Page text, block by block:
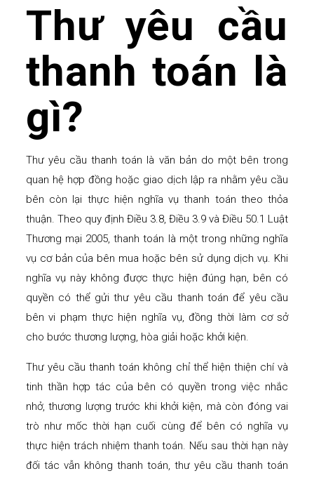
Thư yêu cầu
thanh toán là
gì?
Thư yêu cầu thanh toán là văn bản do một bên trong
quan hệ hợp đồng hoặc giao dịch lập ra nhằm yêu cầu
bên còn lại thực hiện nghĩa vụ thanh toán theo thỏa
thuận. Theo quy định Điều 3.8, Điều 3.9 và Điều 50.1 Luật
Thương mại 2005, thanh toán là một trong những nghĩa
vụ cơ bản của bên mua hoặc bên sử dụng dịch vụ. Khi
nghĩa vụ này không được thực hiện đúng hạn, bên có
quyền có thể gửi thư yêu cầu thanh toán để yêu cầu
bên vi phạm thực hiện nghĩa vụ, đồng thời làm cơ sở
cho bước thương lượng, hòa giải hoặc khởi kiện.
Thư yêu cầu thanh toán không chỉ thể hiện thiện chí và
tinh thần hợp tác của bên có quyền trong việc nhắc
nhở, thương lượng trước khi khởi kiện, mà còn đóng vai
trò như mốc thời hạn cuối cùng để bên có nghĩa vụ
thực hiện trách nhiệm thanh toán. Nếu sau thời hạn này
đối tác vẫn không thanh toán, thư yêu cầu thanh toán